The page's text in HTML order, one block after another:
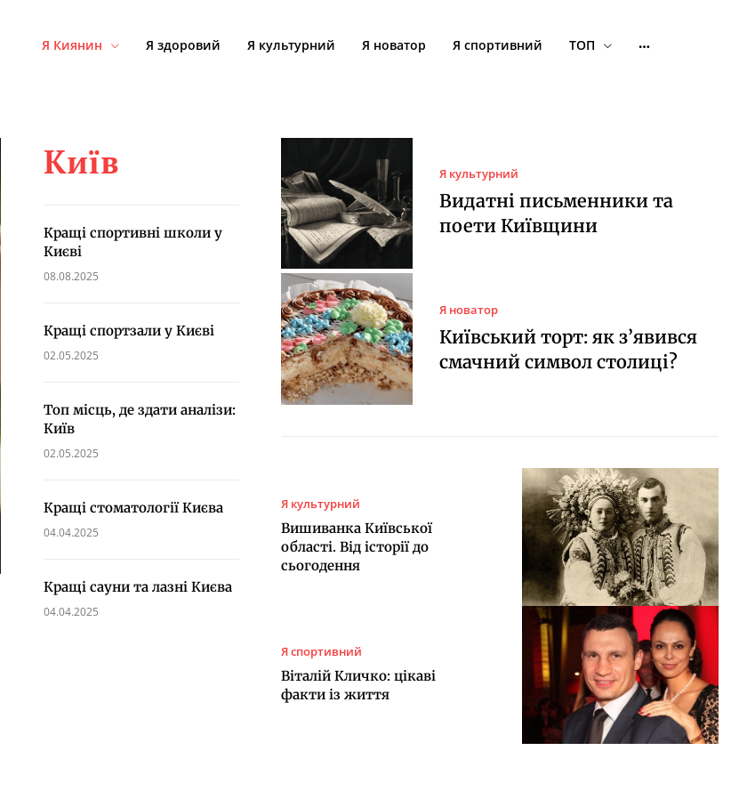
Я Киянин Я здоровий Я культурний Я новатор Я спортивний ТОП
Київ
Кращі спортивні школи у
Києві
08.08.2025
Кращі спортзали у Києві
02.05.2025
Топ місць, де здати аналізи:
Київ
02.05.2025
Кращі стоматології Києва
04.04.2025
Кращі сауни та лазні Києва
04.04.2025
Я культурний
Видатні письменники та
поети Київщини
Я новатор
Київський торт: як з’явився
смачний символ столиці?
Я культурний
Вишиванка Київської
області. Від історії до
сьогодення
Я спортивний
Віталій Кличко: цікаві
факти із життя